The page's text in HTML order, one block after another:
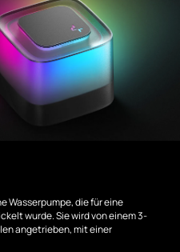
Wasserpumpe, die für eine
wurde. Sie wird von einem 3-
angetrieben, mit einer